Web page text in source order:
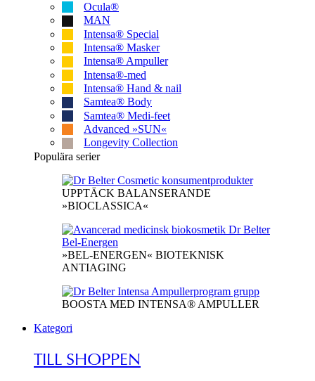
Ocula®
MAN
Intensa® Special
Intensa® Masker
Intensa® Ampuller
Intensa®-med
Intensa® Hand & nail
Samtea® Body
Samtea® Medi-feet
Advanced »SUN«
Longevity Collection
Populära serier
UPPTÄCK BALANSERANDE
»BIOCLASSICA«
»BEL-ENERGEN« BIOTEKNISK
ANTIAGING
BOOSTA MED INTENSA® AMPULLER
Kategori
TILL SHOPPEN